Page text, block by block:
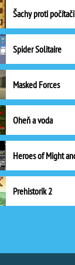
Šachy proti počítači
Spider Solitaire
Masked Forces
Oheň a voda
Prehistorik 2